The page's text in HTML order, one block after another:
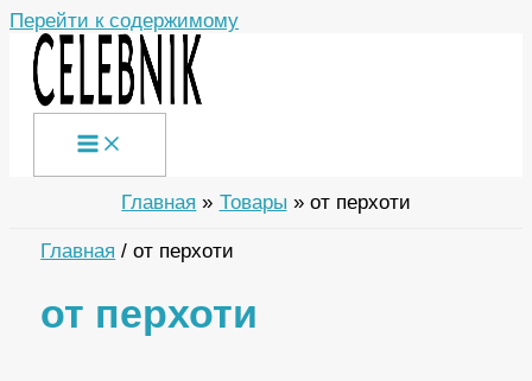
Перейти к содержимому
Главная Товары от перхоти
Главная / от перхоти
от перхоти